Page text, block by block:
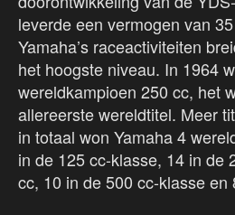
leverde een vermogen van
Yamaha’s raceactiviteiten
het hoogste niveau. In 1964
wereldkampioen 250 cc, het
allereerste wereldtitel. Meer
in totaal won Yamaha 4
in de 125 cc-klasse, 14 in de
cc, 10 in de 500 cc-klasse en